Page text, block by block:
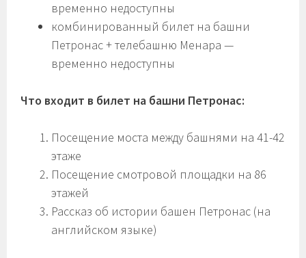
временно недоступны
комбинированный билет на башни
Петронас + телебашню Менара —
временно недоступны
Что входит в билет на башни Петронас:
Посещение моста между башнями на 41-42
этаже
Посещение смотровой площадки на 86
этажей
Рассказ об истории башен Петронас (на
английском языке)